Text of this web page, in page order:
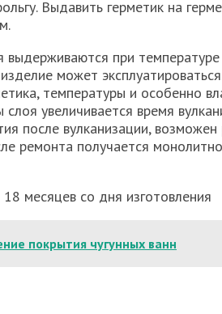
Выдавить герметик на
выдерживаются при
может
температуры и особенно
увеличивается время
после вулканизации,
ремонта получается
18 месяцев со дня изготовления
покрытия чугунных ванн